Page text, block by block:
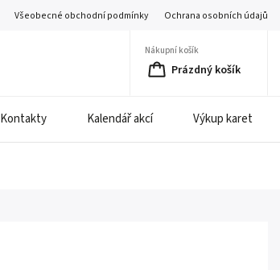
Všeobecné obchodní podmínky Ochrana osobních údajů
Nákupní košík
Prázdný košík
Kontakty Kalendář akcí Výkup karet